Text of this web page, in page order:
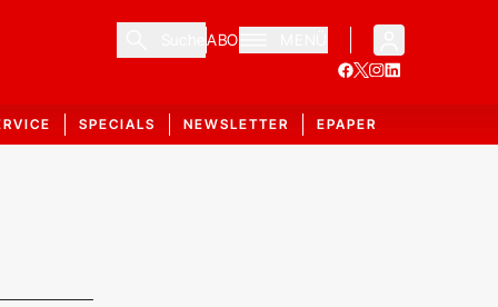
ABO
SPECIALS NEWSLETTER EPAPER